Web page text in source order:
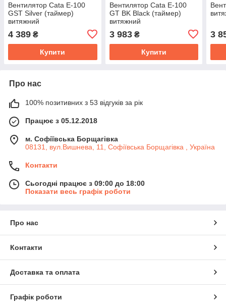
Вентилятор Cata E-100
GST Silver (таймер)
витяжний
4 389 ₴
Купити
Вентилятор Cata E-100
GT BK Black (таймер)
витяжний
3 983₴
Купити
3
Про нас
100% позитивних з 53 відгуків за рік
Працює з 05.12.2018
м. Софіївська Борщагівка
08131, вул.Вишнева, 11, Софіївська Борщагівка , Україна
Контакти
Сьогодні працює з 09:00 до 18:00
Показати весь графік роботи
Про нас
Контакти
Доставка та оплата
Графік роботи